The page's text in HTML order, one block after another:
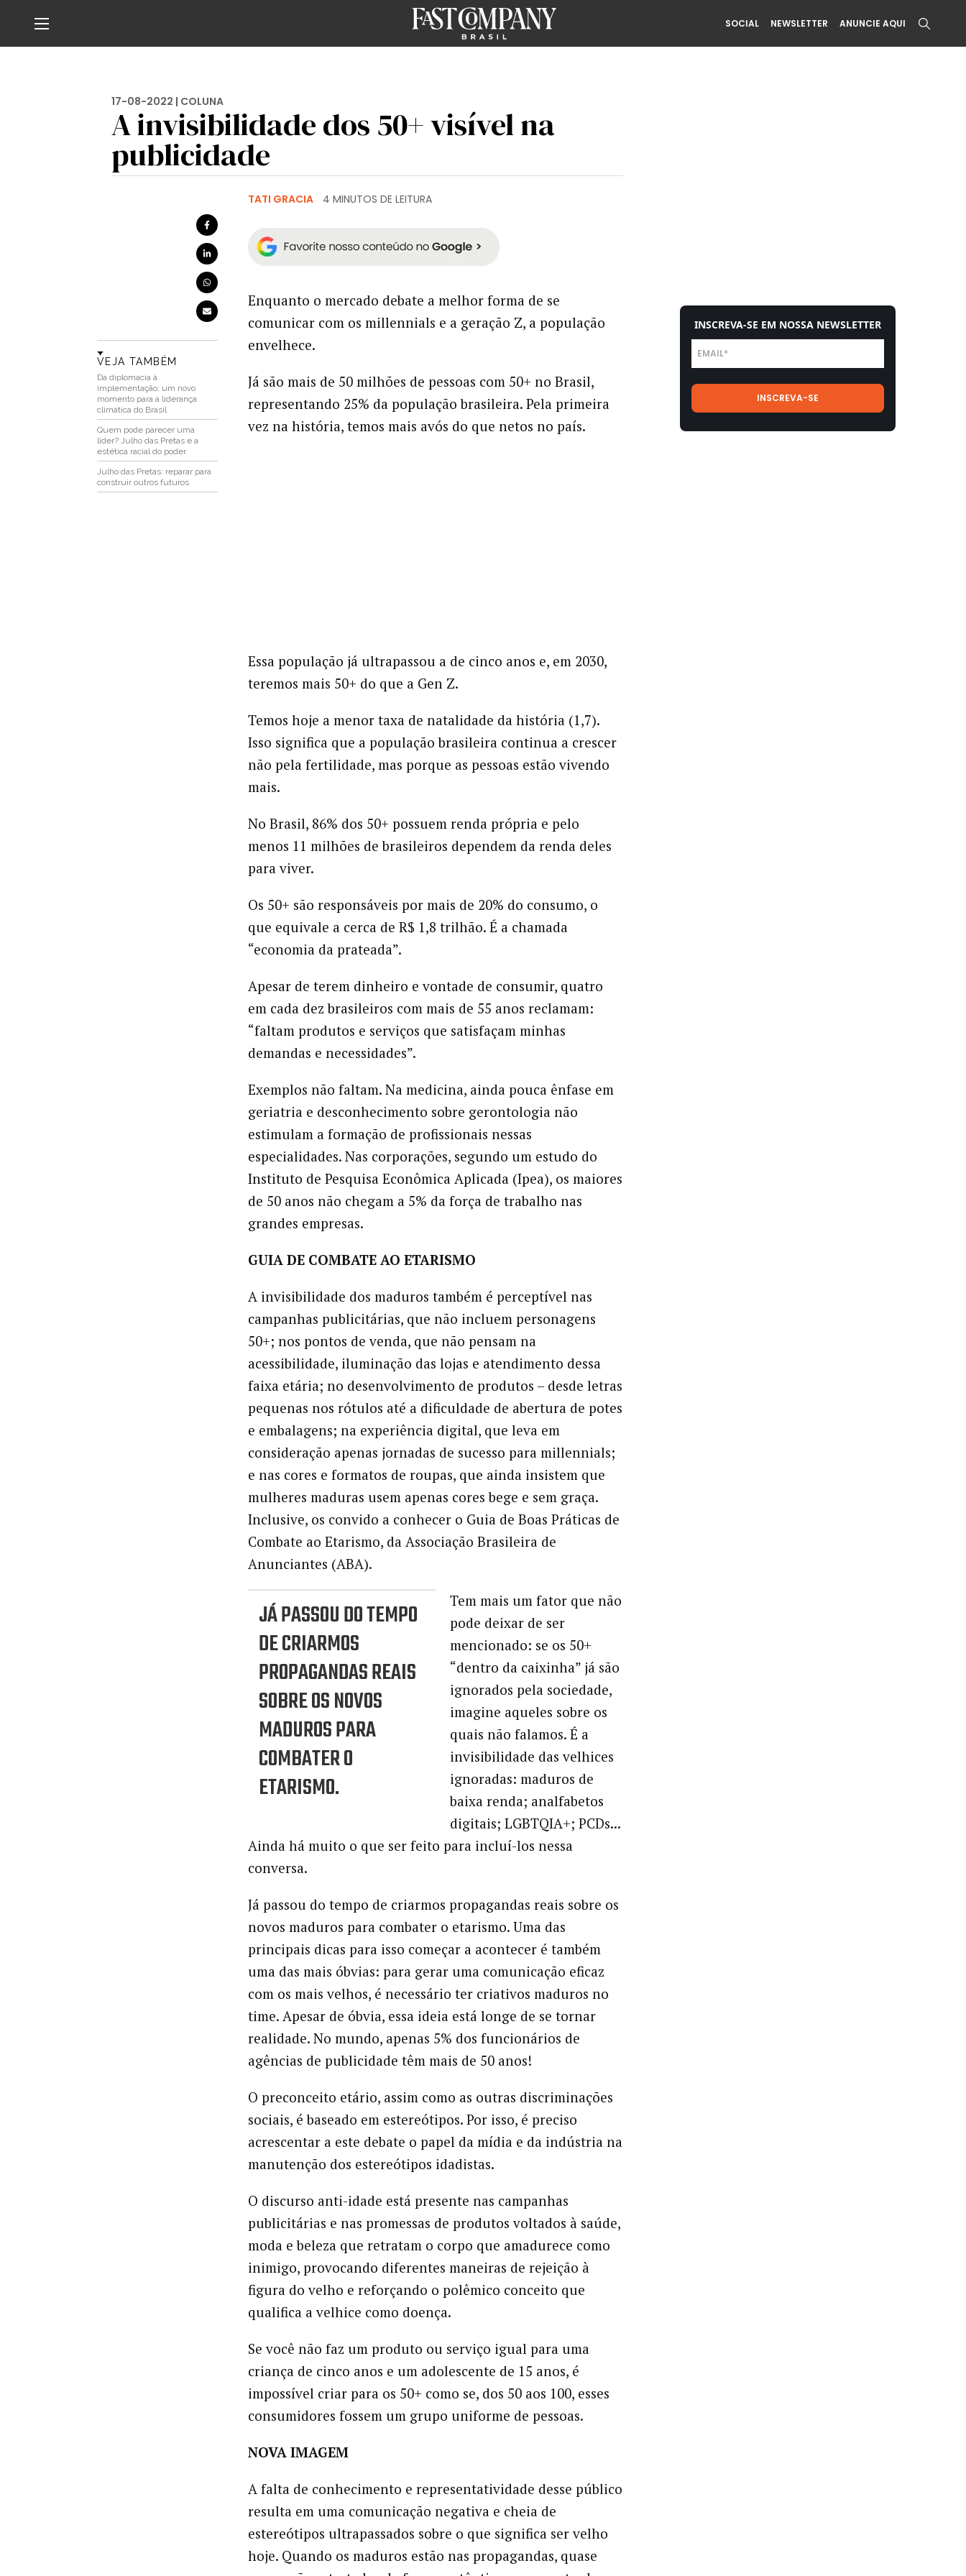
SOCIAL NEWSLETTER ANUNCIE AQUI
17-08-2022 | COLUNA
A invisibilidade dos 50+ visível na
publicidade
VEJA TAMBÉM
Da diplomacia à
implementação: um novo
momento para a liderança
climática do Brasil
Quem pode parecer uma
líder? Julho das Pretas e a
estética racial do poder
Julho das Pretas: reparar para
construir outros futuros
TATI GRACIA 4 MINUTOS DE LEITURA
Enquanto o mercado debate a melhor forma de se
comunicar com os millennials e a geração Z, a população
envelhece.
Já são mais de 50 milhões de pessoas com 50+ no Brasil,
representando 25% da população brasileira. Pela primeira
vez na história, temos mais avós do que netos no país.
Essa população já ultrapassou a de cinco anos e, em 2030,
teremos mais 50+ do que a Gen Z.
Temos hoje a menor taxa de natalidade da história (1,7).
Isso significa que a população brasileira continua a crescer
não pela fertilidade, mas porque as pessoas estão vivendo
mais.
No Brasil, 86% dos 50+ possuem renda própria e pelo
menos 11 milhões de brasileiros dependem da renda deles
para viver.
Os 50+ são responsáveis por mais de 20% do consumo, o
que equivale a cerca de R$ 1,8 trilhão. É a chamada
“economia da prateada”.
Apesar de terem dinheiro e vontade de consumir, quatro
em cada dez brasileiros com mais de 55 anos reclamam:
“faltam produtos e serviços que satisfaçam minhas
demandas e necessidades”.
Exemplos não faltam. Na medicina, ainda pouca ênfase em
geriatria e desconhecimento sobre gerontologia não
estimulam a formação de profissionais nessas
especialidades. Nas corporações, segundo um estudo do
Instituto de Pesquisa Econômica Aplicada (Ipea), os maiores
de 50 anos não chegam a 5% da força de trabalho nas
grandes empresas.
GUIA DE COMBATE AO ETARISMO
A invisibilidade dos maduros também é perceptível nas
campanhas publicitárias, que não incluem personagens
50+; nos pontos de venda, que não pensam na
acessibilidade, iluminação das lojas e atendimento dessa
faixa etária; no desenvolvimento de produtos – desde letras
pequenas nos rótulos até a dificuldade de abertura de potes
e embalagens; na experiência digital, que leva em
consideração apenas jornadas de sucesso para millennials;
e nas cores e formatos de roupas, que ainda insistem que
mulheres maduras usem apenas cores bege e sem graça.
Inclusive, os convido a conhecer o Guia de Boas Práticas de
Combate ao Etarismo, da Associação Brasileira de
Anunciantes (ABA).
JÁ PASSOU DO TEMPO
DE CRIARMOS
PROPAGANDAS REAIS
SOBRE OS NOVOS
MADUROS PARA
COMBATER O
ETARISMO.
Tem mais um fator que não
pode deixar de ser
mencionado: se os 50+
“dentro da caixinha” já são
ignorados pela sociedade,
imagine aqueles sobre os
quais não falamos. É a
invisibilidade das velhices
ignoradas: maduros de
baixa renda; analfabetos
digitais; LGBTQIA+; PCDs...
Ainda há muito o que ser feito para incluí-los nessa
conversa.
Já passou do tempo de criarmos propagandas reais sobre os
novos maduros para combater o etarismo. Uma das
principais dicas para isso começar a acontecer é também
uma das mais óbvias: para gerar uma comunicação eficaz
com os mais velhos, é necessário ter criativos maduros no
time. Apesar de óbvia, essa ideia está longe de se tornar
realidade. No mundo, apenas 5% dos funcionários de
agências de publicidade têm mais de 50 anos!
O preconceito etário, assim como as outras discriminações
sociais, é baseado em estereótipos. Por isso, é preciso
acrescentar a este debate o papel da mídia e da indústria na
manutenção dos estereótipos idadistas.
O discurso anti-idade está presente nas campanhas
publicitárias e nas promessas de produtos voltados à saúde,
moda e beleza que retratam o corpo que amadurece como
inimigo, provocando diferentes maneiras de rejeição à
figura do velho e reforçando o polêmico conceito que
qualifica a velhice como doença.
Se você não faz um produto ou serviço igual para uma
criança de cinco anos e um adolescente de 15 anos, é
impossível criar para os 50+ como se, dos 50 aos 100, esses
consumidores fossem um grupo uniforme de pessoas.
NOVA IMAGEM
A falta de conhecimento e representatividade desse público
resulta em uma comunicação negativa e cheia de
estereótipos ultrapassados sobre o que significa ser velho
hoje. Quando os maduros estão nas propagandas, quase
INSCREVA-SE EM NOSSA NEWSLETTER